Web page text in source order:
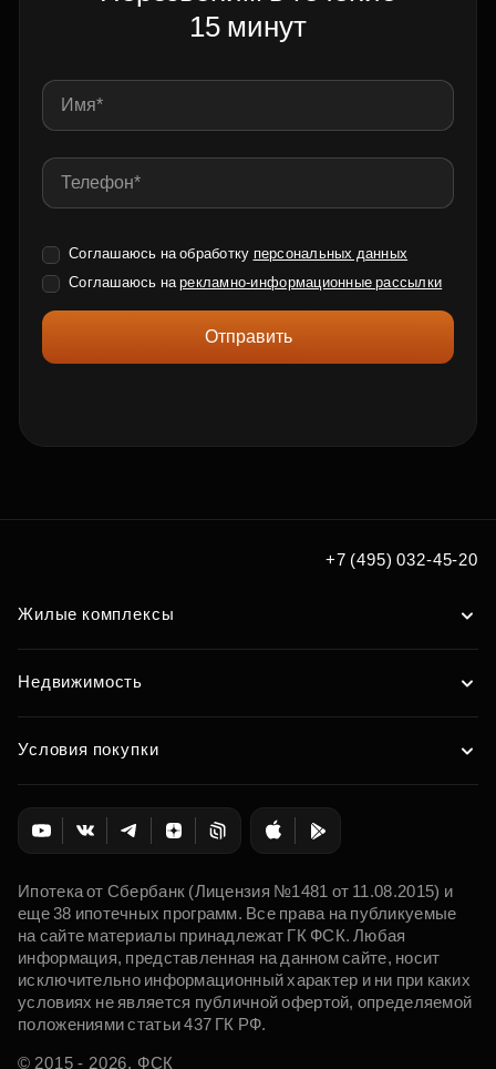
15 минут
Соглашаюсь на обработку персональных данных
Соглашаюсь нарекламно-информационные рассылки
Отправить
+7 (495) 032-45-20
Жилые комплексы
Недвижимость
Условия покупки
Ипотека от Сбербанк (Лицензия №1481 от 11.08.2015) и
еще 38 ипотечных программ. Все права на публикуемые
на сайте материалы принадлежат ГК ФСК. Любая
информация, представленная на данном сайте, носит
исключительно информационный характер и ни при каких
условиях не является публичной офертой, определяемой
положениями статьи 437 ГК РФ.
© 2015 - 2026. ФСК